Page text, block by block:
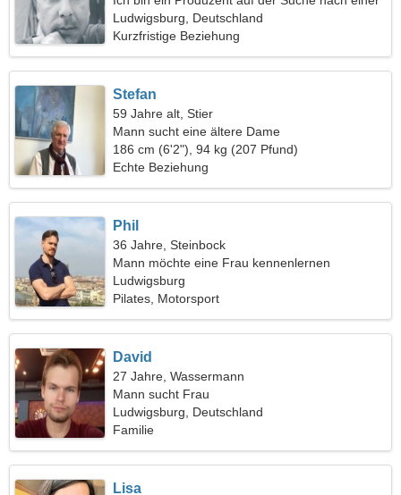
charmanten Frau
Ludwigsburg, Deutschland
Kurzfristige Beziehung
Stefan
59 Jahre alt, Stier
Mann sucht eine ältere Dame
186 cm (6'2"), 94 kg (207 Pfund)
Echte Beziehung
Phil
36 Jahre, Steinbock
Mann möchte eine Frau kennenlernen
Ludwigsburg
Pilates, Motorsport
David
27 Jahre, Wassermann
Mann sucht Frau
Ludwigsburg, Deutschland
Familie
Lisa